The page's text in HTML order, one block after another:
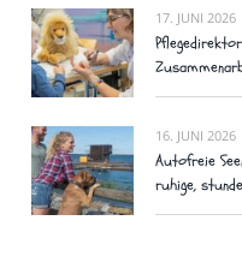
17. JUNI 2026
16. JUNI 2026
Autofreie
ruhige,